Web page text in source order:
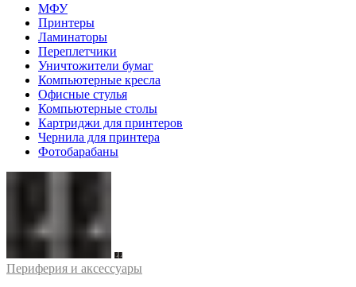
МФУ
Принтеры
Ламинаторы
Переплетчики
Уничтожители бумаг
Компьютерные кресла
Офисные стулья
Компьютерные столы
Картриджи для принтеров
Чернила для принтера
Фотобарабаны
Периферия и аксессуары